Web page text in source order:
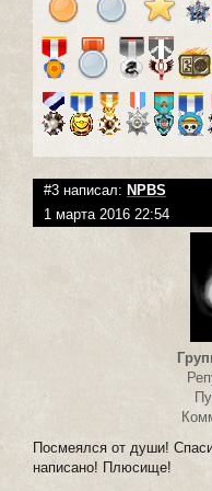
#3 написал: NPBS
1 марта 2016 22:54
Посмеялся от души!
написано! Плюсище!